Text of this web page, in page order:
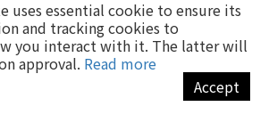
uses essential cookie to ensure its
and tracking cookies to
you interact with it. The latter will
approval. Read more
Accept
不會以電話或簡訊方式通知變更付款方式。
© 2026 ALLEZ. All Rights Reserved.
有限公司 CO. LTD / 統一編號：27595665